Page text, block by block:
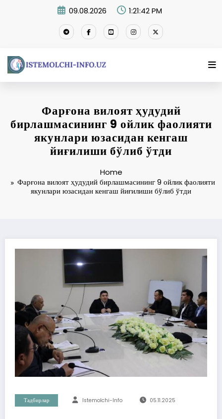
09.08.2026 1:21:43 PM
Фарғона вилоят ҳудудий
бирлашмасининг 9 ойлик фаолияти
якунлари юзасидан кенгаш
йиғилиши бўлиб ўтди
Home
Фарғона вилоят ҳудудий бирлашмасининг 9 ойлик фаолияти
якунлари юзасидан кенгаш йиғилиши бўлиб ўтди
Тадбирлар Istemolchi-Info 05.11.2025